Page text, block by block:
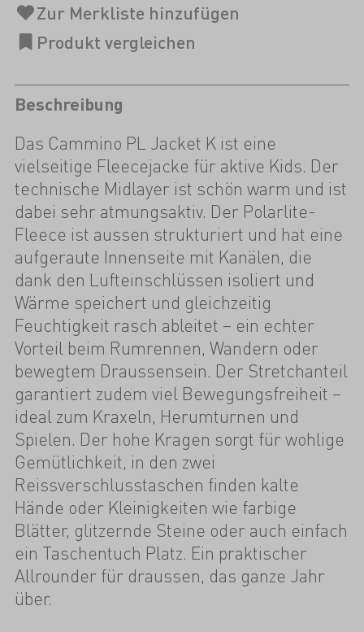
Beschreibung
Das Cammino PL Jacket K ist eine
vielseitige Fleecejacke für aktive Kids. Der
technische Midlayer ist schön warm und ist
dabei sehr atmungsaktiv. Der Polarlite-
Fleece ist aussen strukturiert und hat eine
aufgeraute Innenseite mit Kanälen, die
dank den Lufteinschlüssen isoliert und
Wärme speichert und gleichzeitig
Feuchtigkeit rasch ableitet – ein echter
Vorteil beim Rumrennen, Wandern oder
bewegtem Draussensein. Der Stretchanteil
garantiert zudem viel Bewegungsfreiheit –
ideal zum Kraxeln, Herumturnen und
Spielen. Der hohe Kragen sorgt für wohlige
Gemütlichkeit, in den zwei
Reissverschlusstaschen finden kalte
Hände oder Kleinigkeiten wie farbige
Blätter, glitzernde Steine oder auch einfach
ein Taschentuch Platz. Ein praktischer
Allrounder für draussen, das ganze Jahr
über.